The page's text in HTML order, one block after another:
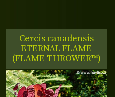
Cercis canadensis
ETERNAL FLAME
(FLAME THROWER™)